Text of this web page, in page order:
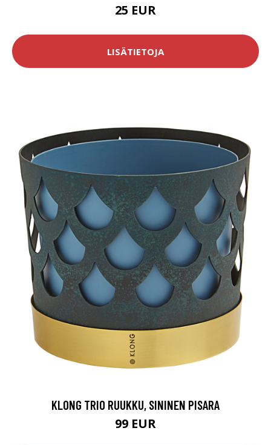
25 EUR
LISÄTIETOJA
KLONG TRIO RUUKKU, SININEN PISARA
99 EUR